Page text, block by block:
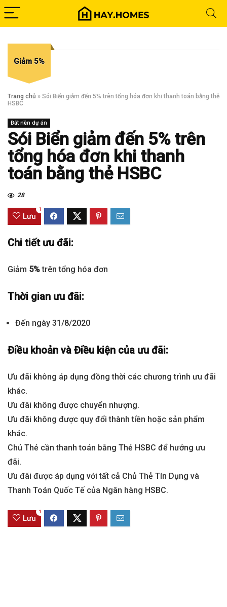
Giảm 5%
Trang chủ » Sói Biển giảm đến 5% trên tổng hóa đơn khi thanh toán bằng thẻ
HSBC
Đất nền dự án
Sói Biển giảm đến 5% trên
tổng hóa đơn khi thanh
toán bằng thẻ HSBC
28
Lưu
1
Chi tiết ưu đãi:
Giảm 5%trên tổng hóa đơn
Thời gian ưu đãi:
Đến ngày 31/8/2020
Điều khoản và Điều kiện của ưu đãi:
Ưu đãi không áp dụng đồng thời các chương trình ưu đãi
khác.
Ưu đãi không được chuyển nhượng.
Ưu đãi không được quy đổi thành tiền hoặc sản phẩm
khác.
Chủ Thẻ cần thanh toán bằng Thẻ HSBC để hưởng ưu
đãi.
Ưu đãi được áp dụng với tất cả Chủ Thẻ Tín Dụng và
Thanh Toán Quốc Tế của Ngân hàng HSBC.
Lưu
1